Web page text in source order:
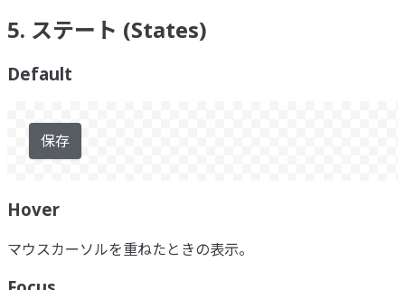
5. ステート (States)
Default
保存
Hover
マウスカーソルを重ねたときの表示。